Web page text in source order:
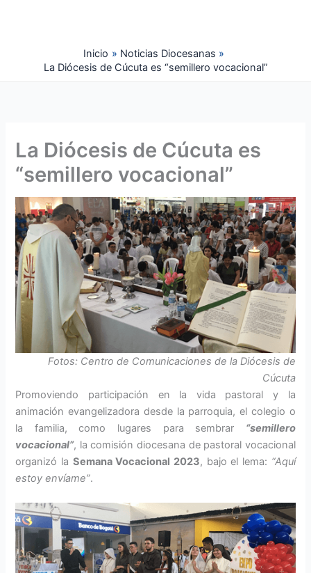
Inicio
Noticias Diocesanas
La Diócesis de Cúcuta es “semillero vocacional”
La Diócesis de Cúcuta es
“semillero vocacional”
Fotos: Centro de Comunicaciones de la Diócesis de
Cúcuta
Promoviendo participación en la vida pastoral y la
animación evangelizadora desde la parroquia, el colegio o
la familia, como lugares para sembrar “semillero
vocacional”, la comisión diocesana de pastoral vocacional
organizó la Semana Vocacional 2023, bajo el lema: “Aquí
estoy envíame”.